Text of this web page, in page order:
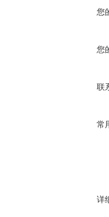
您
您
联
常
详